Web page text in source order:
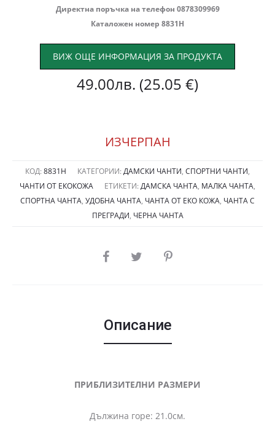
Директна поръчка на телефон 0878309969
Каталожен номер 8831Н
ВИЖ ОЩЕ ИНФОРМАЦИЯ ЗА ПРОДУКТА
49.00лв. (25.05 €)
ИЗЧЕРПАН
КОД: 8831Н КАТЕГОРИИ: ДАМСКИ ЧАНТИ, СПОРТНИ ЧАНТИ,
ЧАНТИ ОТ ЕКОКОЖА
ЕТИКЕТИ: ДАМСКА ЧАНТА, МАЛКА ЧАНТА,
СПОРТНА ЧАНТА, УДОБНА ЧАНТА, ЧАНТА ОТ ЕКО КОЖА, ЧАНТА С
ПРЕГРАДИ, ЧЕРНА ЧАНТА
SHARE
Описание
ПРИБЛИЗИТЕЛНИ РАЗМЕРИ
Дължина горе: 21.0см.